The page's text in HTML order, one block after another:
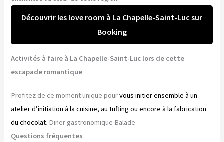
Découvrir les love room à La Chapelle-Saint-Luc sur
Booking
Activités à faire à La Chapelle-Saint-Luc lors de cette
escapade romantique
Profitez de ce moment unique pourvous initier ensemble à un
atelier d’initiation à la cuisine, au tufting ou encore à la fabrication
du chocolat. Diner gastronomique Balade
Questions fréquentes